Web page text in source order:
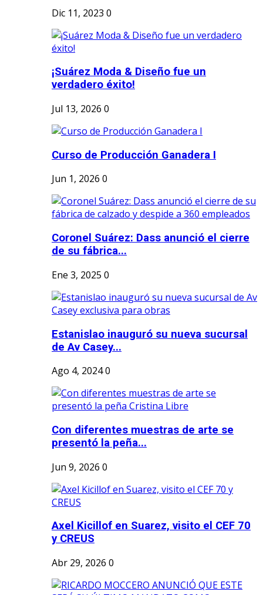
Dic 11, 2023 0
¡Suárez Moda & Diseño fue un
verdadero éxito!
Jul 13, 2026 0
Curso de Producción Ganadera I
Jun 1, 2026 0
Coronel Suárez: Dass anunció el cierre
de su fábrica...
Ene 3, 2025 0
Estanislao inauguró su nueva sucursal
de Av Casey...
Ago 4, 20240
Con diferentes muestras de arte se
presentó la peña...
Jun 9, 2026 0
Axel Kicillof en Suarez, visito el CEF 70
y CREUS
Abr 29, 2026 0